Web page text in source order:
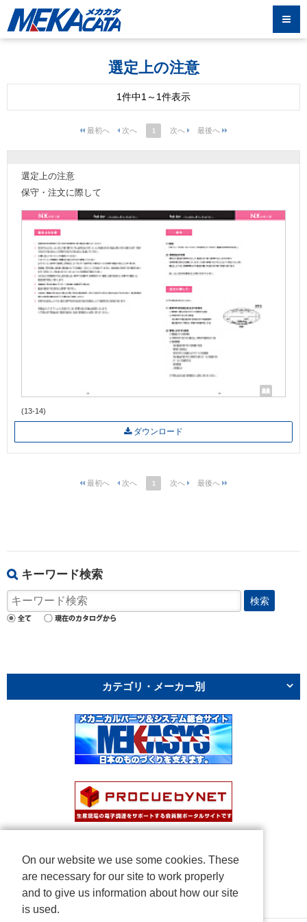
選定上の注意
1件中1～1件表示
1
選定上の注意
保守・注文に際して
(13-14)
ダウンロード
1
キーワード検索
検索
カテゴリ・メーカー別
On our website we use some cookies. These
are necessary for our site to work properly
and to give us information about how our site
is used.